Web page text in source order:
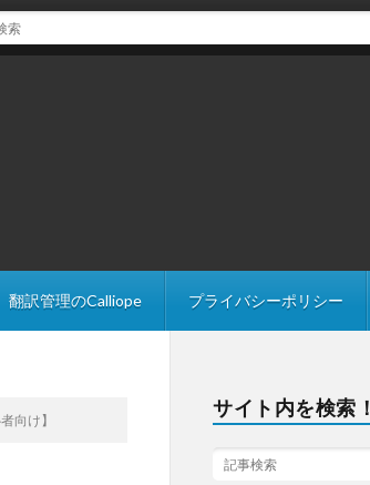
翻訳管理のCalliope プライバシーポリシー
で参照を取得する際は継承にも注意
向け】
サイト内を検索！